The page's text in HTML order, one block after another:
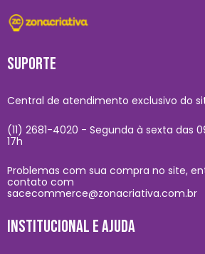
SUPORTE
Central de atendimento exclusivo do
(11) 2681-4020 - Segunda à sexta das
17h
Problemas com sua compra no site,
contato com
sacecommerce@zonacriativa.com.br
INSTITUCIONAL E AJUDA